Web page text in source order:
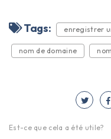
Tags: enregistrer
nom de domaine
Est-ce que cela a été utile?